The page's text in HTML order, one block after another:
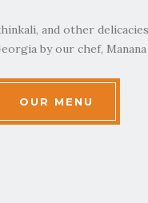
and other
by our chef,
OUR MENU